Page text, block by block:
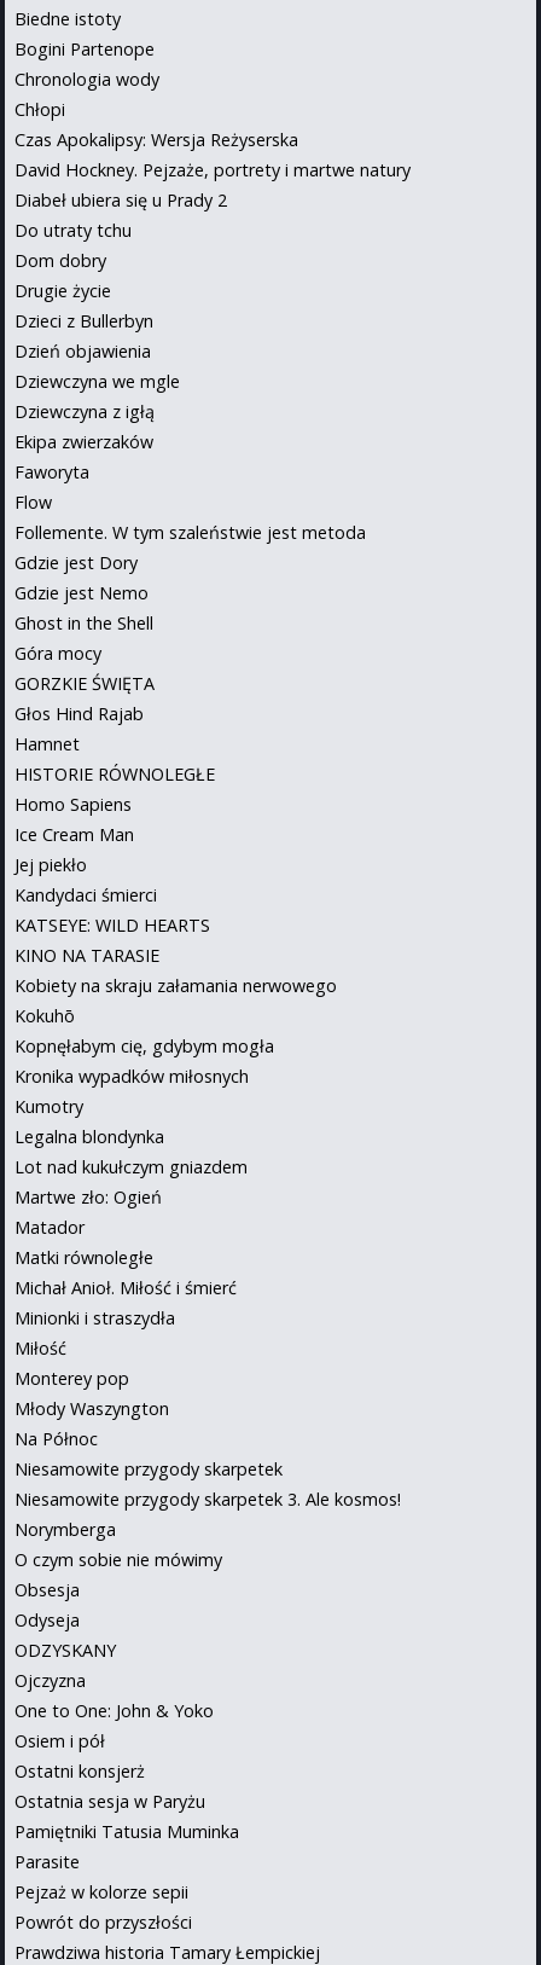
Biedne istoty
Bogini Partenope
Chronologia wody
Chłopi
Czas Apokalipsy: Wersja Reżyserska
David Hockney. Pejzaże, portrety i martwe natury
Diabeł ubiera się u Prady 2
Do utraty tchu
Dom dobry
Drugie życie
Dzieci z Bullerbyn
Dzień objawienia
Dziewczyna we mgle
Dziewczyna z igłą
Ekipa zwierzaków
Faworyta
Flow
Follemente. W tym szaleństwie jest metoda
Gdzie jest Dory
Gdzie jest Nemo
Ghost in the Shell
Góra mocy
GORZKIE ŚWIĘTA
Głos Hind Rajab
Hamnet
HISTORIE RÓWNOLEGŁE
Homo Sapiens
Ice Cream Man
Jej piekło
Kandydaci śmierci
KATSEYE: WILD HEARTS
KINO NA TARASIE
Kobiety na skraju załamania nerwowego
Kokuhō
Kopnęłabym cię, gdybym mogła
Kronika wypadków miłosnych
Kumotry
Legalna blondynka
Lot nad kukułczym gniazdem
Martwe zło: Ogień
Matador
Matki równoległe
Michał Anioł. Miłość i śmierć
Minionki i straszydła
Miłość
Monterey pop
Młody Waszyngton
Na Północ
Niesamowite przygody skarpetek
Niesamowite przygody skarpetek 3. Ale kosmos!
Norymberga
O czym sobie nie mówimy
Obsesja
Odyseja
ODZYSKANY
Ojczyzna
One to One: John & Yoko
Osiem i pół
Ostatni konsjerż
Ostatnia sesja w Paryżu
Pamiętniki Tatusia Muminka
Parasite
Pejzaż w kolorze sepii
Powrót do przyszłości
Prawdziwa historia Tamary Łempickiej